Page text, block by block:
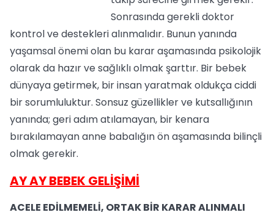
Sonrasında gerekli doktor
kontrol ve destekleri alınmalıdır. Bunun yanında
yaşamsal önemi olan bu karar aşamasında psikolojik
olarak da hazır ve sağlıklı olmak şarttır. Bir bebek
dünyaya getirmek, bir insan yaratmak oldukça ciddi
bir sorumluluktur. Sonsuz güzellikler ve kutsallığının
yanında; geri adım atılamayan, bir kenara
bırakılamayan anne babalığın ön aşamasında bilinçli
olmak gerekir.
AY AY BEBEK GELİŞİMİ
ACELE EDİLMEMELİ, ORTAK BİR KARAR ALINMALI